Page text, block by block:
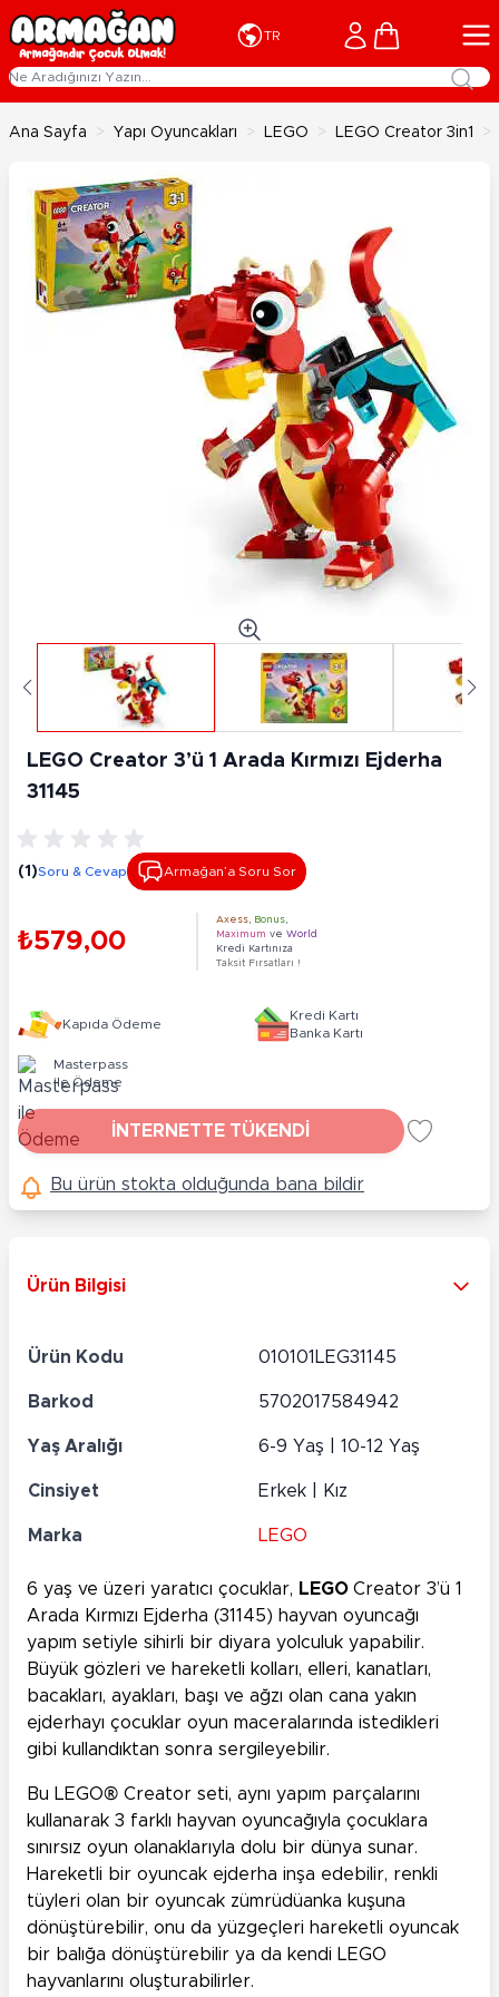
İçeriğe geç
TR Cart
Ana Sayfa > Yapı Oyuncakları > LEGO > LEGO Creator 3in1 >
LEGO Creator 3’ü 1 Arada Kırmızı Ejderha
31145
(1)Soru & Cevap Armağan’a Soru Sor
₺579,00
Axess Bonus
Maximum ve World
Kredi Kartınıza
Taksit Fırsatları !
Kapıda Ödeme
Kredi Kartı
Banka Kartı
Masterpass
ile Ödeme
İNTERNETTE TÜKENDİ
Bu ürün stokta olduğunda bana bildir
Ürün Bilgisi
Ürün Kodu 010101LEG31145
Barkod 5702017584942
Yaş Aralığı 6-9 Yaş | 10-12 Yaş
Cinsiyet Erkek | Kız
Marka LEGO
6 yaş ve üzeri yaratıcı çocuklar, LEGO Creator 3’ü 1
Arada Kırmızı Ejderha (31145) hayvan oyuncağı
yapım setiyle sihirli bir diyara yolculuk yapabilir.
Büyük gözleri ve hareketli kolları, elleri, kanatları,
bacakları, ayakları, başı ve ağzı olan cana yakın
ejderhayı çocuklar oyun maceralarında istedikleri
gibi kullandıktan sonra sergileyebilir.
Bu LEGO® Creator seti, aynı yapım parçalarını
kullanarak 3 farklı hayvan oyuncağıyla çocuklara
sınırsız oyun olanaklarıyla dolu bir dünya sunar.
Hareketli bir oyuncak ejderha inşa edebilir, renkli
tüyleri olan bir oyuncak zümrüdüanka kuşuna
dönüştürebilir, onu da yüzgeçleri hareketli oyuncak
bir balığa dönüştürebilir ya da kendi LEGO
hayvanlarını oluşturabilirler.